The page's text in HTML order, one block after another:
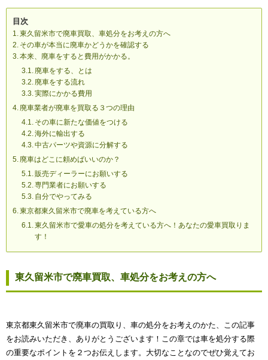
目次
東久留米市で廃車買取、車処分をお考えの方へ
その車が本当に廃車かどうかを確認する
本来、廃車をすると費用がかかる。
廃車をする、とは
廃車をする流れ
実際にかかる費用
廃車業者が廃車を買取る３つの理由
その車に新たな価値をつける
海外に輸出する
中古パーツや資源に分解する
廃車はどこに頼めばいいのか？
販売ディーラーにお願いする
専門業者にお願いする
自分でやってみる
東京都東久留米市で廃車を考えている方へ
東久留米市で愛車の処分を考えている方へ！あなたの愛車買取りま
す！
東久留米市で廃車買取、車処分をお考えの方へ
東京都東久留米市で廃車の買取り、車の処分をお考えのかた、この記事
をお読みいただき、ありがとうございます！この章では車を処分する際
の重要なポイントを２つお伝えします。大切なことなのでぜひ覚えてお